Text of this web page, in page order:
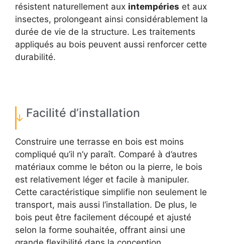
résistent naturellement aux intempéries et aux
insectes, prolongeant ainsi considérablement la
durée de vie de la structure. Les traitements
appliqués au bois peuvent aussi renforcer cette
durabilité.
Facilité d’installation
Construire une terrasse en bois est moins
compliqué qu’il n’y paraît. Comparé à d’autres
matériaux comme le béton ou la pierre, le bois
est relativement léger et facile à manipuler.
Cette caractéristique simplifie non seulement le
transport, mais aussi l’installation. De plus, le
bois peut être facilement découpé et ajusté
selon la forme souhaitée, offrant ainsi une